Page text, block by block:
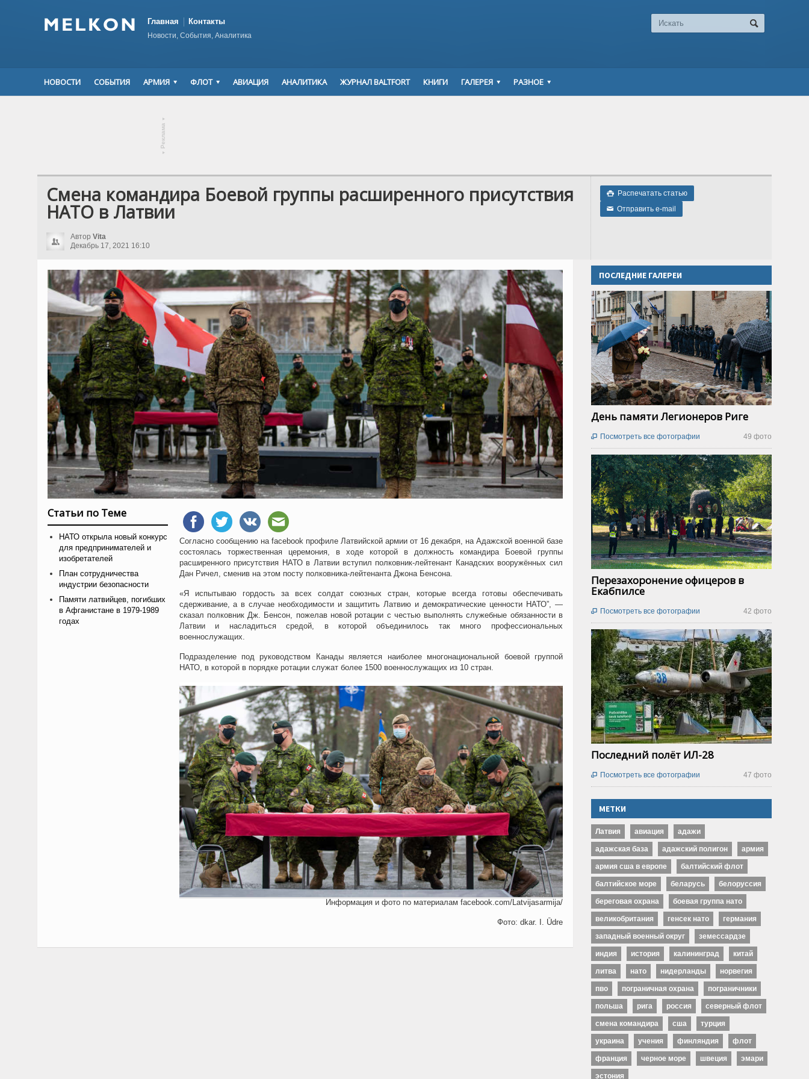
Главная Контакты
Новости, События, Аналитика
НОВОСТИ СОБЫТИЯ АРМИЯ ФЛОТ АВИАЦИЯ АНАЛИТИКА ЖУРНАЛ BALTFORT КНИГИ ГАЛЕРЕЯ РАЗНОЕ
▾
Реклама
▾
 Распечатать статью
✉ Отправить e-mail
Смена командира Боевой группы расширенного присутствия
НАТО в Латвии
Автор Vita
Декабрь 17, 2021 16:10
Статьи по Теме
НАТО открыла новый конкурс
для предпринимателей и
изобретателей
План сотрудничества
индустрии безопасности
Памяти латвийцев, погибших
в Афганистане в 1979-1989
годах
Согласно сообщению на facebook профиле Латвийской армии от 16 декабря, на Адажской военной базе
состоялась торжественная церемония, в ходе которой в должность командира Боевой группы
расширенного присутствия НАТО в Латвии вступил полковник-лейтенант Канадских вооружённых сил
Дан Ричел, сменив на этом посту полковника-лейтенанта Джона Бенсона.
«Я испытываю гордость за всех солдат союзных стран, которые всегда готовы обеспечивать
сдерживание, а в случае необходимости и защитить Латвию и демократические ценности НАТО”, —
сказал полковник Дж. Бенсон, пожелав новой ротации с честью выполнять служебные обязанности в
Латвии и насладиться средой, в которой объединилось так много профессиональных
военнослужащих.
Подразделение под руководством Канады является наиболее многонациональной боевой группой
НАТО, в которой в порядке ротации служат более 1500 военнослужащих из 10 стран.
Информация и фото по материалам facebook.com/Latvijasarmija/
Фото: dkar. I. Ūdre
ПОСЛЕДНИЕ ГАЛЕРЕИ
День памяти Легионеров Риге
49 фото
 Посмотреть все фотографии
Перезахоронение офицеров в
Екабпилсе
42 фото
 Посмотреть все фотографии
Последний полёт ИЛ-28
47 фото
 Посмотреть все фотографии
МЕТКИ
Латвия авиация адажи
адажская база адажский полигон армия
армия сша в европе балтийский флот
балтийское море беларусь белоруссия
береговая охрана боевая группа нато
великобритания генсек нато германия
западный военный округ земессардзе
индия история калининград китай
литва нато нидерланды норвегия
пво пограничная охрана пограничники
польша рига россия северный флот
смена командира сша турция
украина учения финляндия флот
франция черное море швеция эмари
эстония